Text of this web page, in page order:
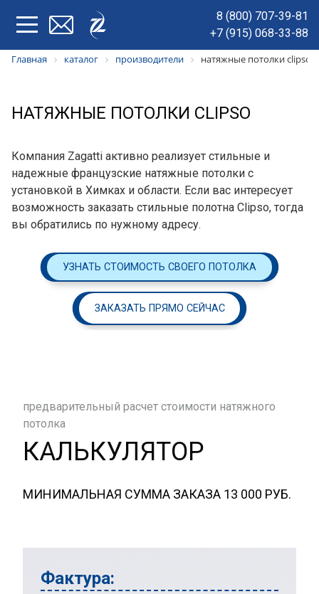
8 (800) 707-39-81
+7 (915) 068-33-88
Главная каталог производители натяжные потолки clipso
НАТЯЖНЫЕ ПОТОЛКИ CLIPSO
Компания Zagatti активно реализует стильные и
надежные французские натяжные потолки с
установкой в Химках и области. Если вас интересует
возможность заказать стильные полотна Clipso, тогда
вы обратились по нужному адресу.
УЗНАТЬ СТОИМОСТЬ СВОЕГО ПОТОЛКА
ЗАКАЗАТЬ ПРЯМО СЕЙЧАС
предварительный расчет стоимости натяжного
потолка
КАЛЬКУЛЯТОР
МИНИМАЛЬНАЯ СУММА ЗАКАЗА 13 000 РУБ.
Фактура: